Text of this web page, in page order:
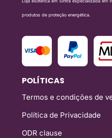
produtos de proteção energética.
POLÍTICAS
Termos e condições de
Política de Privacidade
ODR clause